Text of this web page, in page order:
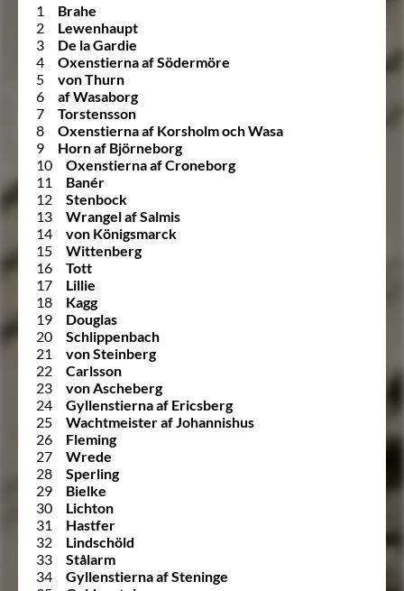
1
Brahe
2
Lewenhaupt
3
De la Gardie
4
Oxenstierna af Södermöre
5
von Thurn
6
af Wasaborg
7
Torstensson
8
Oxenstierna af Korsholm och Wasa
9
Horn af Björneborg
10
Oxenstierna af Croneborg
11
Banér
12
Stenbock
13
Wrangel af Salmis
14
von Königsmarck
15
Wittenberg
16
Tott
17
Lillie
18
Kagg
19
Douglas
20
Schlippenbach
21
von Steinberg
22
Carlsson
23
von Ascheberg
24
Gyllenstierna af Ericsberg
25
Wachtmeister af Johannishus
26
Fleming
27
Wrede
28
Sperling
29
Bielke
30
Lichton
31
Hastfer
32
Lindschöld
33
Stålarm
34
Gyllenstierna af Steninge